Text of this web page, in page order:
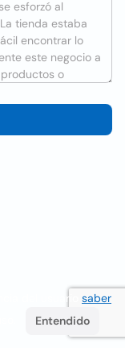
del usuario saber
Entendido